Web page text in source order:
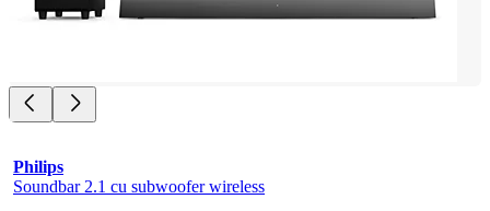
Philips
Soundbar 2.1 cu subwoofer wireless